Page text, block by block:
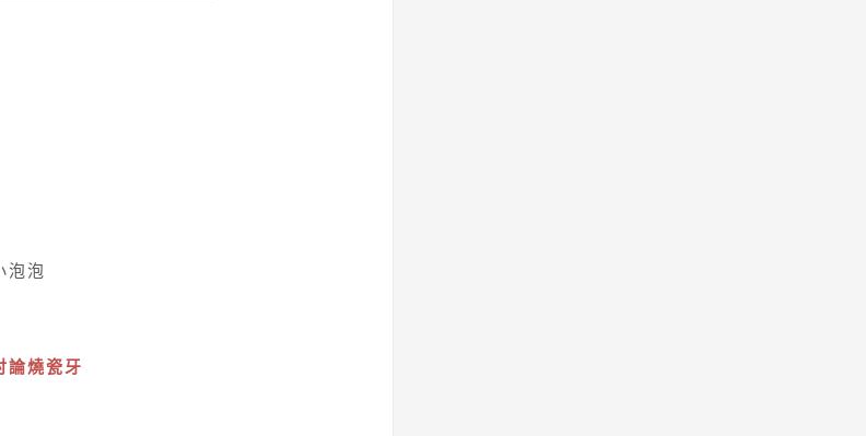
泡泡
論燒瓷牙